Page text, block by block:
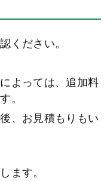
ください。
よっては、追加料
。
、お見積もりもい
ます。